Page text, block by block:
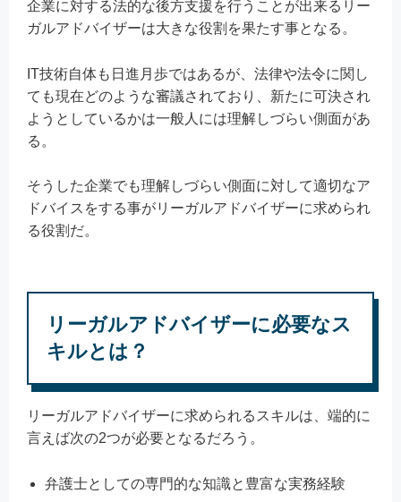
企業に対する法的な後方支援を行うことが出来るリー
ガルアドバイザーは大きな役割を果たす事となる。
IT技術自体も日進月歩ではあるが、法律や法令に関し
ても現在どのような審議されており、新たに可決され
ようとしているかは一般人には理解しづらい側面があ
る。
そうした企業でも理解しづらい側面に対して適切なア
ドバイスをする事がリーガルアドバイザーに求められ
る役割だ。
リーガルアドバイザーに必要なス
キルとは？
リーガルアドバイザーに求められるスキルは、端的に
言えば次の2つが必要となるだろう。
弁護士としての専門的な知識と豊富な実務経験